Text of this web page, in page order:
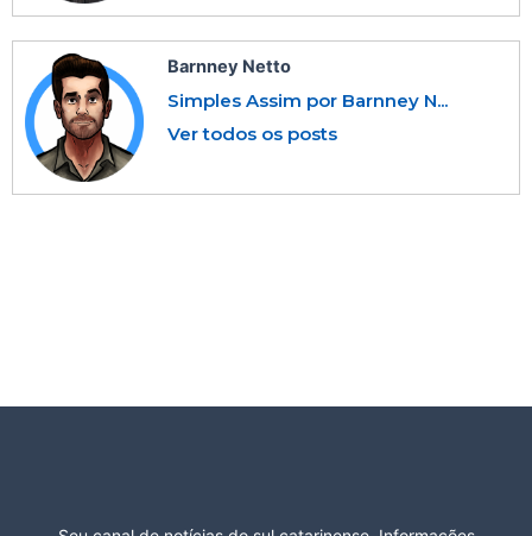
Barnney Netto
Simples Assim por Barnney N...
Ver todos os posts